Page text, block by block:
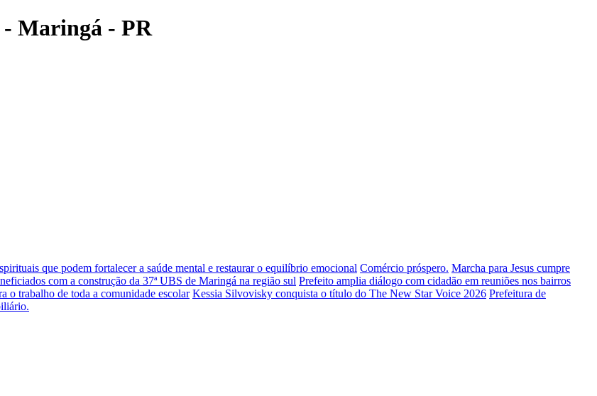
- Maringá - PR
que podem fortalecer a saúde mental e restaurar o equilíbrio emocional Comércio próspero. Marcha para Jesus cumpre
com a construção da 37ª UBS de Maringá na região sul Prefeito amplia diálogo com cidadão em reuniões nos bairros
o trabalho de toda a comunidade escolar Kessia Silvovisky conquista o título do The New Star Voice 2026 Prefeitura de